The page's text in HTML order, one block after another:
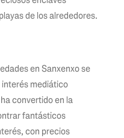
de los alrededores.
en Sanxenxo se
interés mediático
convertido en la
fantásticos
con precios